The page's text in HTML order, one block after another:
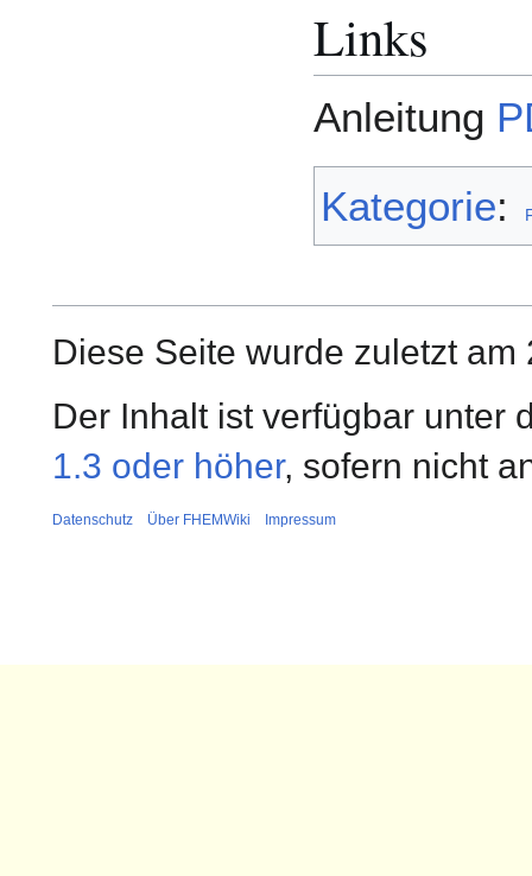
Links
Anleitung
Kategorie:
Diese Seite wurde zuletzt
Der Inhalt ist verfügbar unter
1.3 oder höher, sofern nicht
Datenschutz Über FHEMWiki Impressum